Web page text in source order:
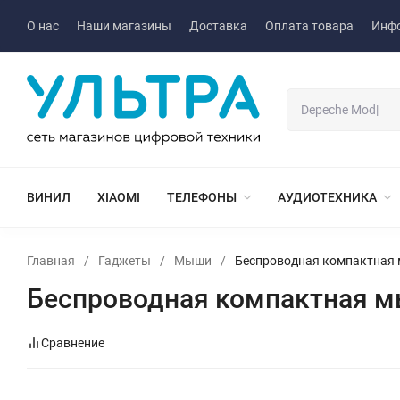
О нас Наши магазины Доставка Оплата товара
ВИНИЛ XIAOMI ТЕЛЕФОНЫ АУДИОТЕХНИКА
Главная / Гаджеты / Мыши / Беспроводная
Беспроводная компактная
Сравнение